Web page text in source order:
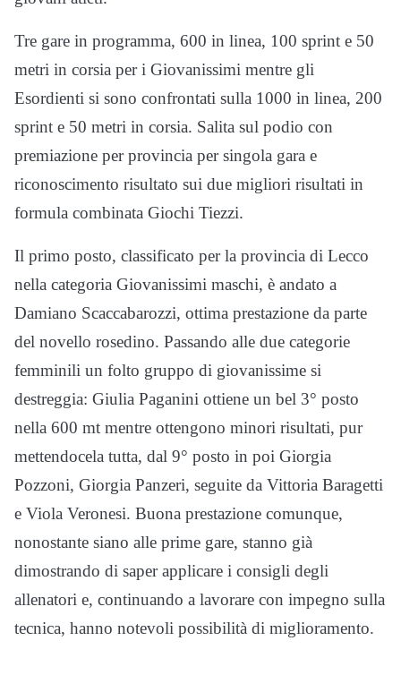
Tre gare in programma, 600 in linea, 100 sprint e 50
metri in corsia per i Giovanissimi mentre gli
Esordienti si sono confrontati sulla 1000 in linea, 200
sprint e 50 metri in corsia. Salita sul podio con
premiazione per provincia per singola gara e
riconoscimento risultato sui due migliori risultati in
formula combinata Giochi Tiezzi.
Il primo posto, classificato per la provincia di Lecco
nella categoria Giovanissimi maschi, è andato a
Damiano Scaccabarozzi, ottima prestazione da parte
del novello rosedino. Passando alle due categorie
femminili un folto gruppo di giovanissime si
destreggia: Giulia Paganini ottiene un bel 3° posto
nella 600 mt mentre ottengono minori risultati, pur
mettendocela tutta, dal 9° posto in poi Giorgia
Pozzoni, Giorgia Panzeri, seguite da Vittoria Baragetti
e Viola Veronesi. Buona prestazione comunque,
nonostante siano alle prime gare, stanno già
dimostrando di saper applicare i consigli degli
allenatori e, continuando a lavorare con impegno sulla
tecnica, hanno notevoli possibilità di miglioramento.